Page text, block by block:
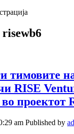
тимовите
RISE
проектот
am Published by